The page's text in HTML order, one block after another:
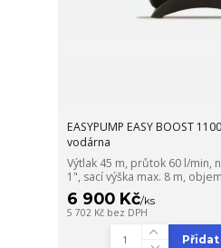
EASYPUMP EASY BOOST
vodárna
Výtlak 45 m, průtok 60 l/min,
1", sací výška max. 8 m,
6 900 Kč/ks
5 702 Kč bez DPH